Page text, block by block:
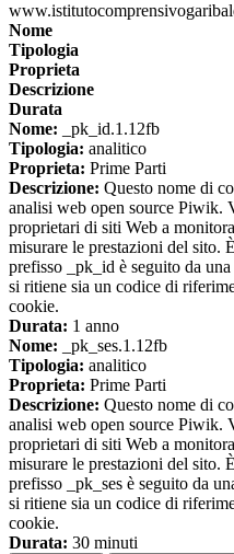
Nome
Tipologia
Proprieta
Descrizione
Durata
Nome: _pk_id.1.12fb
Tipologia: analitico
Proprieta: Prime Parti
Descrizione: Questo nome di
analisi web open source Piwik.
proprietari di siti Web a
misurare le prestazioni del sito.
prefisso _pk_id è seguito da
si ritiene sia un codice di
cookie.
Durata: 1 anno
Nome: _pk_ses.1.12fb
Tipologia: analitico
Proprieta: Prime Parti
Descrizione: Questo nome di
analisi web open source Piwik.
proprietari di siti Web a
misurare le prestazioni del sito.
prefisso _pk_ses è seguito da
si ritiene sia un codice di
cookie.
Durata: 30 minuti